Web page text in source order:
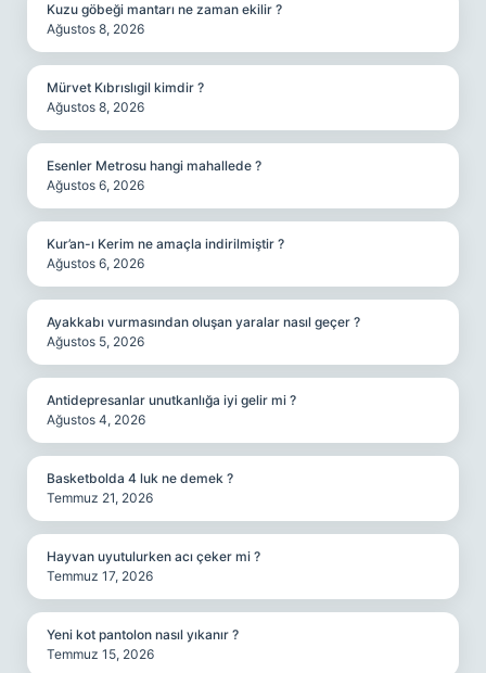
Kuzu göbeği mantarı ne zaman ekilir ?
Ağustos 8, 2026
Mürvet Kıbrıslıgil kimdir ?
Ağustos 8, 2026
Esenler Metrosu hangi mahallede ?
Ağustos 6, 2026
Kur’an-ı Kerim ne amaçla indirilmiştir ?
Ağustos 6, 2026
Ayakkabı vurmasından oluşan yaralar nasıl geçer ?
Ağustos 5, 2026
Antidepresanlar unutkanlığa iyi gelir mi ?
Ağustos 4, 2026
Basketbolda 4 luk ne demek ?
Temmuz 21, 2026
Hayvan uyutulurken acı çeker mi ?
Temmuz 17, 2026
Yeni kot pantolon nasıl yıkanır ?
Temmuz 15, 2026